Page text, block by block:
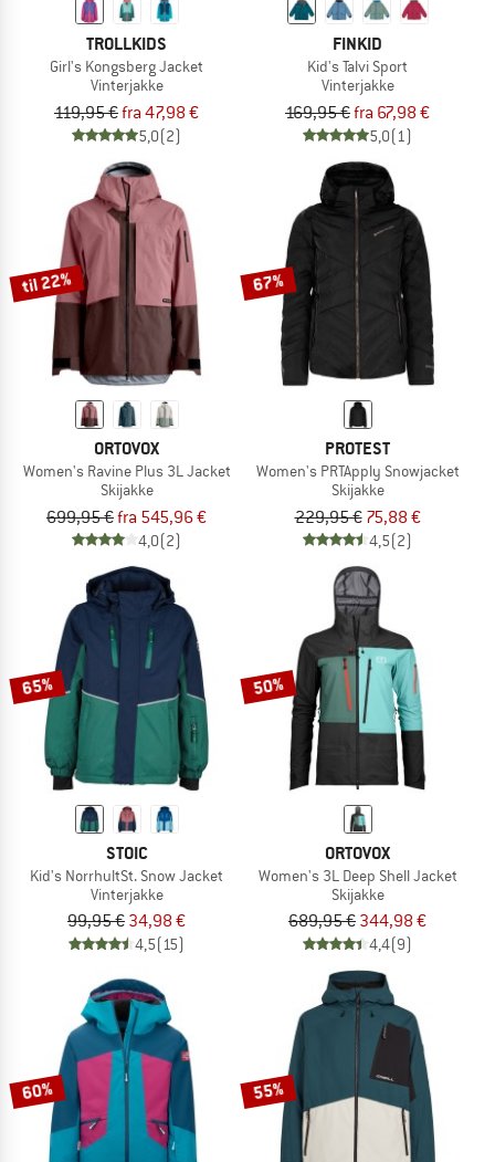
TROLLKIDS
Girl's Kongsberg Jacket
Vinterjakke
119,95 €fra 47,98 €
5,0(2)
FINKID
Kid's Talvi Sport
Vinterjakke
169,95 €fra 67,98 €
5,0(1)
til 22%
ORTOVOX
Women's Ravine Plus 3L Jacket
Skijakke
699,95 €fra 545,96 €
4,0(2)
67%
PROTEST
Women's PRTApply Snowjacket
Skijakke
229,95 € 75,88 €
4,5(2)
65%
STOIC
Kid's NorrhultSt. Snow Jacket
Vinterjakke
99,95 € 34,98 €
4,5(15)
50%
ORTOVOX
Women's 3L Deep Shell Jacket
Skijakke
689,95 € 344,98 €
4,4(9)
60% 55%